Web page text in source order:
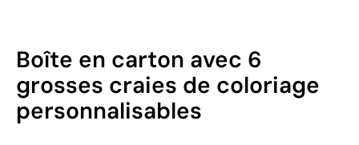
Boîte en carton avec 6
grosses craies de coloriage
personnalisables